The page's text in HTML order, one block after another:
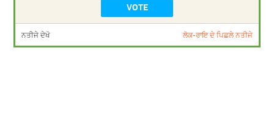
ਨਤੀਜੇ ਦੇਖੋ ਲੋਕ-ਰਾਇ ਦੇ ਪਿਛਲੇ ਨਤੀਜੇ